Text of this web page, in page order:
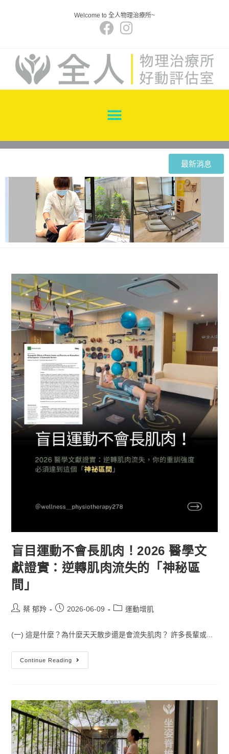
Welcome to 全人物理治療所~
最新消息
盲目運動不會長肌肉！2026 醫學文
獻證實：逆轉肌肉流失的「神秘區
間」
蔡 郁羚 2026-06-09 運動增肌
(一) 這是什麼？為什麼天天散步還是會流失肌肉？ 許多長輩或...
Continue Reading